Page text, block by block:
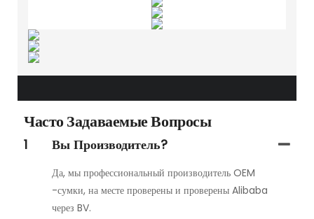
Часто Задаваемые Вопросы
1 Вы Производитель?
Да, мы профессиональный производитель OEM
-сумки, на месте проверены и проверены Alibaba
через BV.